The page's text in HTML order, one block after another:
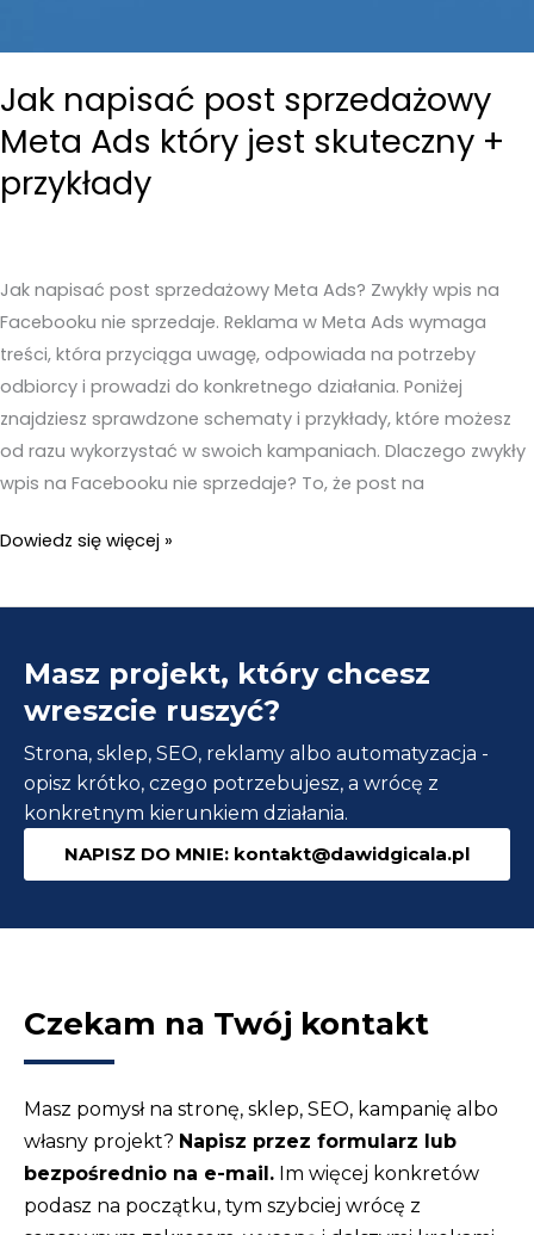
Jak napisać post sprzedażowy
Meta Ads który jest skuteczny +
przykłady
Jak napisać post sprzedażowy Meta Ads? Zwykły wpis na
Facebooku nie sprzedaje. Reklama w Meta Ads wymaga
treści, która przyciąga uwagę, odpowiada na potrzeby
odbiorcy i prowadzi do konkretnego działania. Poniżej
znajdziesz sprawdzone schematy i przykłady, które możesz
od razu wykorzystać w swoich kampaniach. Dlaczego zwykły
wpis na Facebooku nie sprzedaje? To, że post na
Jak
post
Meta
Ads
jest
skuteczny
przykłady
Dowiedz się więcej »
Masz projekt, który chcesz
wreszcie ruszyć?
Strona, sklep, SEO, reklamy albo automatyzacja -
opisz krótko, czego potrzebujesz, a wrócę z
konkretnym kierunkiem działania.
NAPISZ DO MNIE: kontakt@dawidgicala.pl
Czekam na Twój kontakt
Masz pomysł na stronę, sklep, SEO, kampanię albo
własny projekt? Napisz przez formularz lub
bezpośrednio na e-mail. Im więcej konkretów
podasz na początku, tym szybciej wrócę z